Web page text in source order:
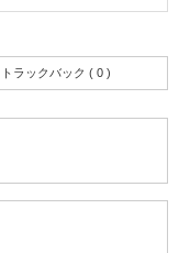
トラックバック ( 0 )